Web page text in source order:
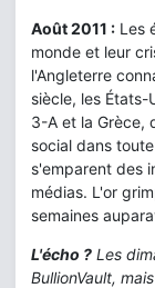
Août 2011 : Les
monde et leur
l'Angleterre
siècle, les
3-A et la Grèce,
social dans
s'emparent des
médias. L'or
semaines
L'écho ? Les
BullionVault,